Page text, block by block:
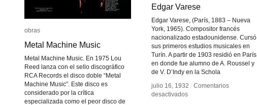
obras
Metal Machine Music
Metal Machine Music. En 1975 Lou
Reed lanza con el sello discográfico
RCA Records el disco doble “Metal
Machine Music”. Este disco es
considerado por la crítica
especializada como el peor disco de
obras
Metal Machine Music
Edgar Varese
Edgar Varese, (París, 1883 – Nueva
York, 1965). Compositor francés
nacionalizado estadounidense. Cursó
sus primeros estudios musicales en
Turín. A partir de 1903 residió en París,
en donde fue alumno de A. Roussel y
de V. D’Indy en la Schola
julio 16, 1932 / Comentarios
desactivadosen
Edgar Varese
julio 16, 1932 / Comentarios
desactivadosen